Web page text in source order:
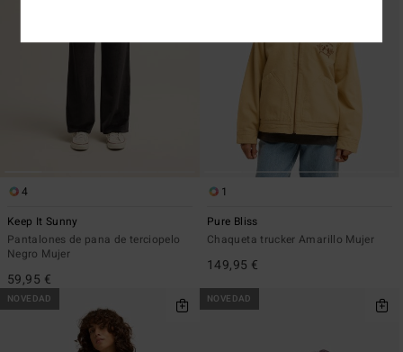
4
Keep It Sunny
Pantalones de pana de terciopelo
Negro Mujer
59,95 €
1
Pure Bliss
Chaqueta trucker Amarillo Mujer
149,95 €
NOVEDAD NOVEDAD